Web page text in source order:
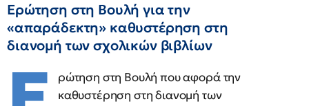
Ερώτηση στη Βουλή για την
«απαράδεκτη» καθυστέρηση στη
διανομή των σχολικών βιβλίων
ρώτηση στη Βουλή που αφορά την
καθυστέρηση στη διανομή των